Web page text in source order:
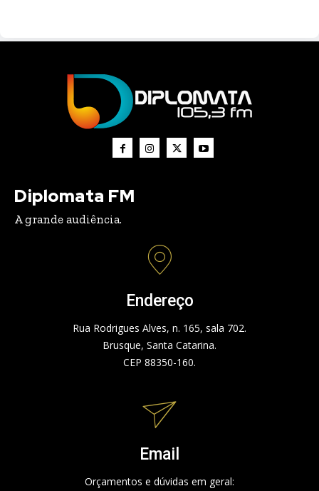
Diplomata FM
A grande audiência.
Endereço
Rua Rodrigues Alves, n. 165, sala 702.
Brusque, Santa Catarina.
CEP 88350-160.
Email
Orçamentos e dúvidas em geral: